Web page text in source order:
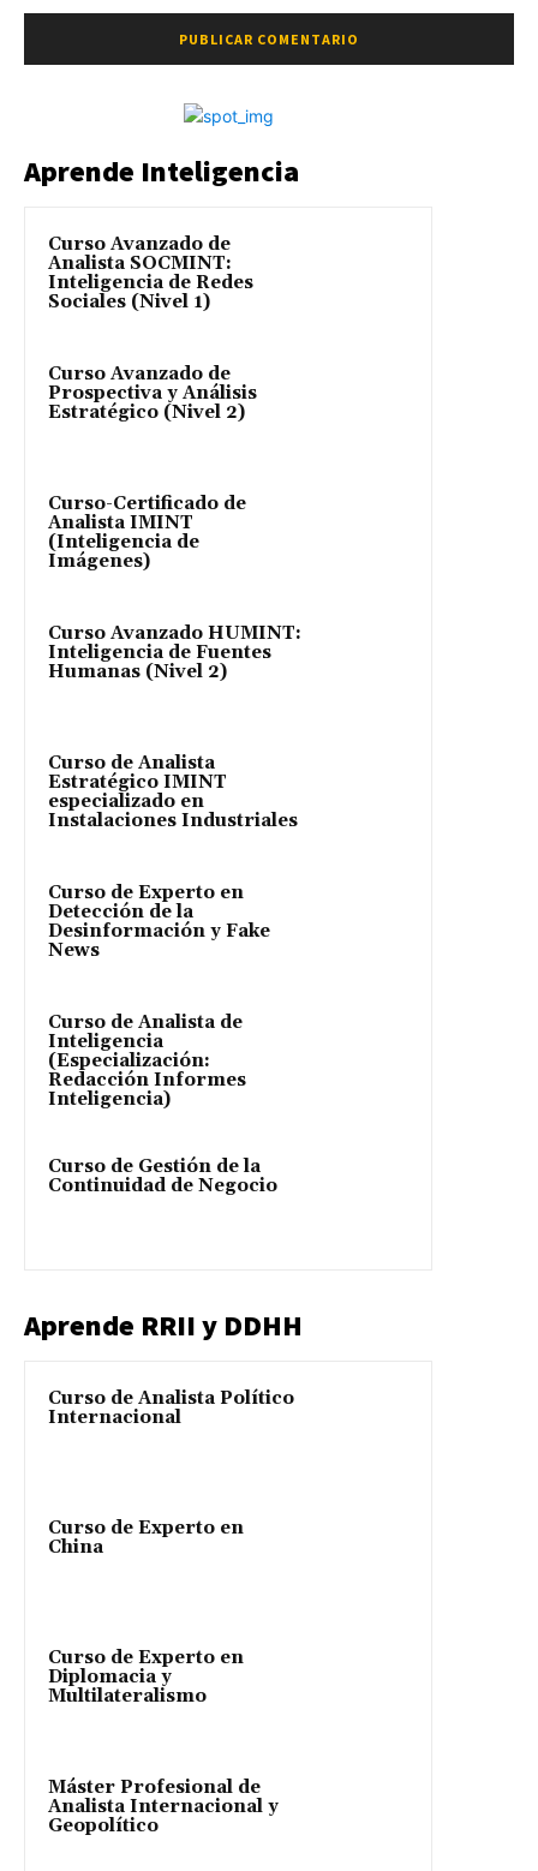
Aprende Inteligencia
Curso Avanzado de
Analista SOCMINT:
Inteligencia de Redes
Sociales (Nivel 1)
Curso Avanzado de
Prospectiva y Análisis
Estratégico (Nivel 2)
Curso-Certificado de
Analista IMINT
(Inteligencia de
Imágenes)
Curso Avanzado HUMINT:
Inteligencia de Fuentes
Humanas (Nivel 2)
Curso de Analista
Estratégico IMINT
especializado en
Instalaciones Industriales
Curso de Experto en
Detección de la
Desinformación y Fake
News
Curso de Analista de
Inteligencia
(Especialización:
Redacción Informes
Inteligencia)
Curso de Gestión de la
Continuidad de Negocio
Aprende RRII y DDHH
Curso de Analista Político
Internacional
Curso de Experto en
China
Curso de Experto en
Diplomacia y
Multilateralismo
Máster Profesional de
Analista Internacional y
Geopolítico